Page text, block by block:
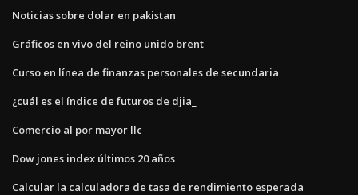
Noticias sobre dolar en pakistan
Gráficos en vivo del reino unido brent
Curso en línea de finanzas personales de secundaria
¿cuál es el índice de futuros de djia_
Comercio al por mayor llc
Dow jones index últimos 20 años
Calcular la calculadora de tasa de rendimiento esperada